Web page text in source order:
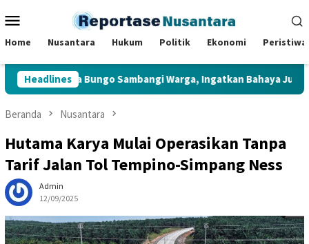
ke
Mobile
Home Nusantara Hukum Politik Ekonomi Peristiwa
Headlines
Muara Bungo Sambangi Warga, Ingatkan Bahaya Judi Online
Beranda Nusantara
Hutama Karya Mulai Operasikan Tanpa
Tarif Jalan Tol Tempino-Simpang Ness
Admin
12/09/2025